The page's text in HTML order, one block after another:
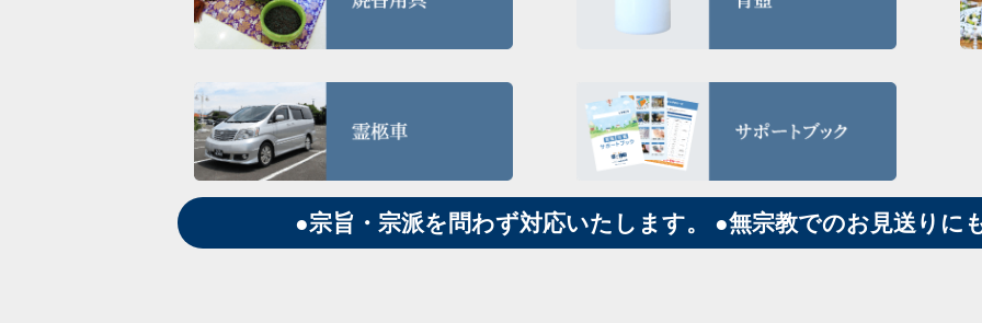
●宗旨・宗派を問わず対応いたします。 ●無宗教でのお見送りに